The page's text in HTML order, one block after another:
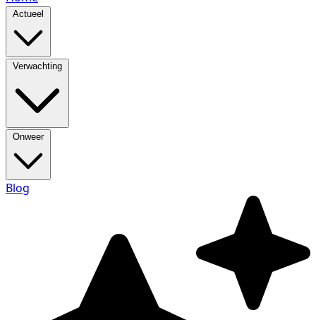
Actueel
Verwachting
Onweer
Blog